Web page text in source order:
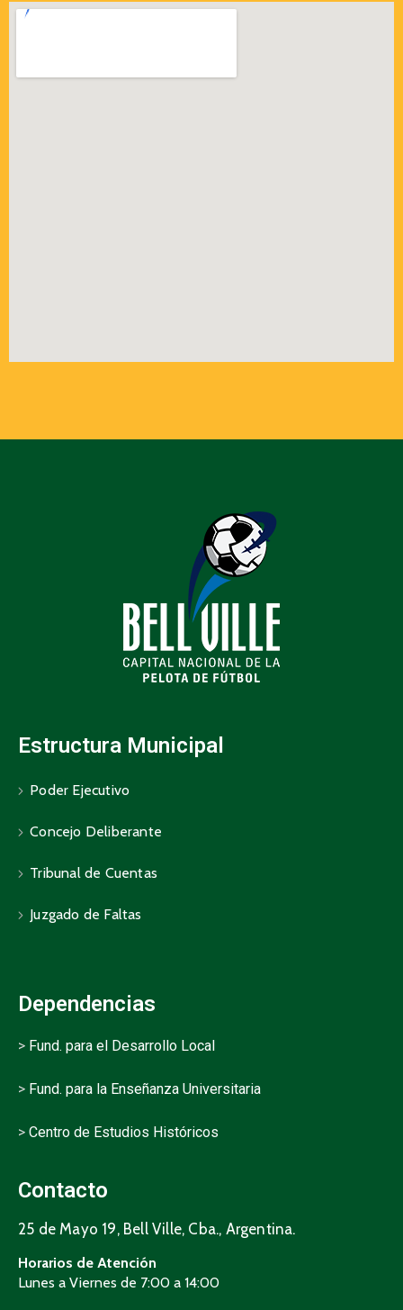
Estructura Municipal
Poder Ejecutivo
Concejo Deliberante
Tribunal de Cuentas
Juzgado de Faltas
Dependencias
> Fund. para el Desarrollo Local
> Fund. para la Enseñanza Universitaria
> Centro de Estudios Históricos
Contacto
25 de Mayo 19, Bell Ville, Cba., Argentina.
Horarios de Atención
Lunes a Viernes de 7:00 a 14:00